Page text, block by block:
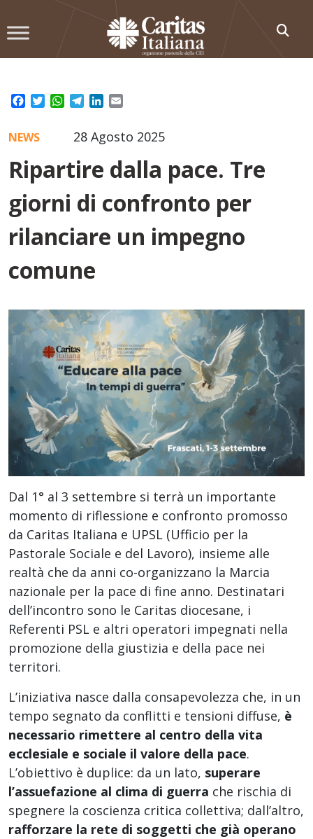
to
Facebook
TwitterWhatsApp
TelegramLinkedIn
28 Agosto 2025
NEWS
Ripartire dalla pace. Tre
giorni di confronto per
rilanciare un impegno
comune
Dal 1° al 3 settembre si terrà un importante
momento di riflessione e confronto promosso
da Caritas Italiana e UPSL (Ufficio per la
Pastorale Sociale e del Lavoro), insieme alle
realtà che da anni co-organizzano la Marcia
nazionale per la pace di fine anno. Destinatari
dell’incontro sono le Caritas diocesane, i
Referenti PSL e altri operatori impegnati nella
promozione della giustizia e della pace nei
territori.
L’iniziativa nasce dalla consapevolezza che, in un
tempo segnato da conflitti e tensioni diffuse, è
necessario rimettere al centro della vita
ecclesiale e sociale il valore della pace.
L’obiettivo è duplice: da un lato, superare
l’assuefazione al clima di guerra che rischia di
spegnere la coscienza critica collettiva; dall’altro,
rafforzare la rete di soggetti che già operano